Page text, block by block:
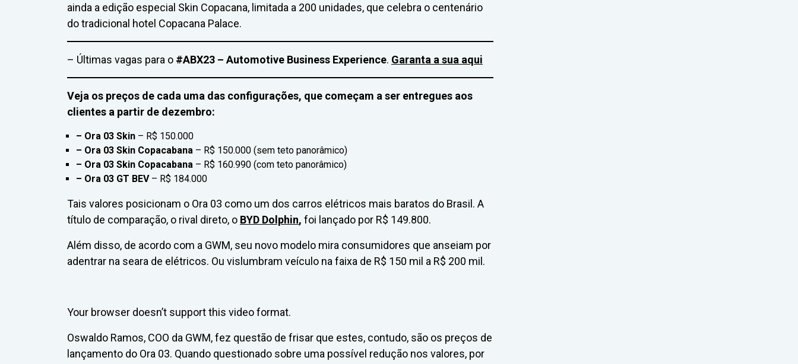
ainda a edição especial Skin Copacana, limitada a 200 unidades, que celebra o centenário
do tradicional hotel Copacana Palace.
– Últimas vagas para o #ABX23 – Automotive Business Experience. Garanta a sua aqui
Veja os preços de cada uma das configurações, que começam a ser entregues aos
clientes a partir de dezembro:
– Ora 03 Skin – R$ 150.000
– Ora 03 Skin Copacabana – R$ 150.000 (sem teto panorâmico)
– Ora 03 Skin Copacabana – R$ 160.990 (com teto panorâmico)
– Ora 03 GT BEV– R$ 184.000
Tais valores posicionam o Ora 03 como um dos carros elétricos mais baratos do Brasil. A
título de comparação, o rival direto, o BYD Dolphin, foi lançado por R$ 149.800.
Além disso, de acordo com a GWM, seu novo modelo mira consumidores que anseiam por
adentrar na seara de elétricos. Ou vislumbram veículo na faixa de R$ 150 mil a R$ 200 mil.
Your browser doesn’t support this video format.
Oswaldo Ramos, COO da GWM, fez questão de frisar que estes, contudo, são os preços de
lançamento do Ora 03. Quando questionado sobre uma possível redução nos valores, por